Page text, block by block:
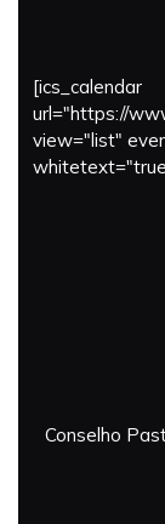
[ics_calendar
url="https://
view="list"
Conselho